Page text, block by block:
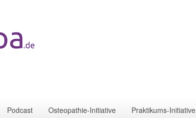
Podcast Osteopathie-Initiative Praktikums-Initiative